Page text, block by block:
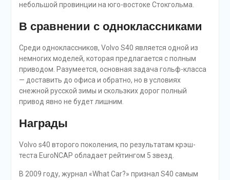
небольшой провинции на юго-востоке Стокгольма.
В сравнении с одноклассниками
Среди одноклассников, Volvo S40 является одной из
немногих моделей, которая предлагается с полным
приводом. Разумеется, основная задача гольф-класса
— доставить до офиса и обратно, но в условиях
снежной русской зимы и скользких дорог полный
привод явно не будет лишним.
Награды
Volvo s40 второго поколения, по результатам крэш-
теста EuroNCAP обладает рейтингом 5 звезд.
В 2009 году, журнал «What Car?» признал S40 самым